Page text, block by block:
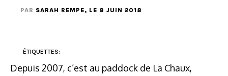
PAR SARAH REMPE, LE 8 JUIN 2018
ÉTIQUETTES:
Depuis 2007, c’est au paddock de La Chaux,